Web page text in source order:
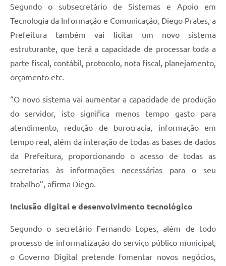
Segundo o subsecretário de Sistemas e Apoio em
Tecnologia da Informação e Comunicação, Diego Prates, a
Prefeitura também vai licitar um novo sistema
estruturante, que terá a capacidade de processar toda a
parte fiscal, contábil, protocolo, nota fiscal, planejamento,
orçamento etc.
“O novo sistema vai aumentar a capacidade de produção
do servidor, isto significa menos tempo gasto para
atendimento, redução de burocracia, informação em
tempo real, além da interação de todas as bases de dados
da Prefeitura, proporcionando o acesso de todas as
secretarias às informações necessárias para o seu
trabalho”, afirma Diego.
Inclusão digital e desenvolvimento tecnológico
Segundo o secretário Fernando Lopes, além de todo
processo de informatização do serviço público municipal,
o Governo Digital pretende fomentar novos negócios,